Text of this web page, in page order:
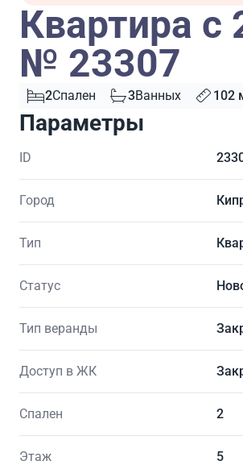
Квартира с
№ 23307
2Спален 3Ванных 102
Параметры
ID
Город
Тип
Статус
Тип веранды
Доступ в ЖК
Спален 2
Этаж 5